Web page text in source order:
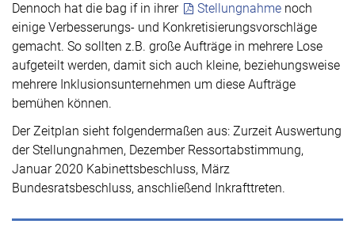
Dennoch hat die bag if in ihrer
Stellungnahme noch
einige Verbesserungs- und Konkretisierungsvorschläge
gemacht. So sollten z.B. große Aufträge in mehrere Lose
aufgeteilt werden, damit sich auch kleine, beziehungsweise
mehrere Inklusionsunternehmen um diese Aufträge
bemühen können.
Der Zeitplan sieht folgendermaßen aus: Zurzeit Auswertung
der Stellungnahmen, Dezember Ressortabstimmung,
Januar 2020 Kabinettsbeschluss, März
Bundesratsbeschluss, anschließend Inkrafttreten.